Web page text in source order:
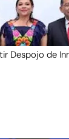
Despojo de